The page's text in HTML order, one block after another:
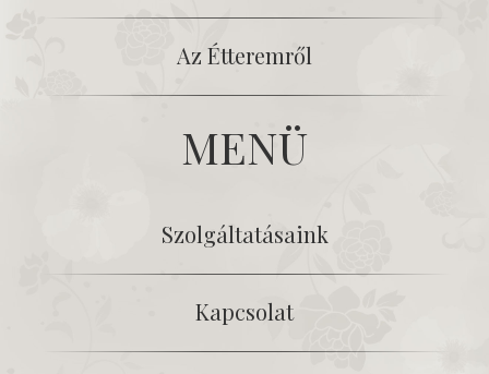
Az Étteremről
MENÜ
Szolgáltatásaink
Kapcsolat